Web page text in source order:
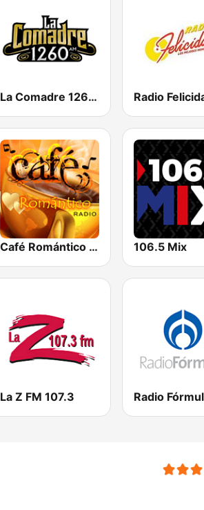
La Comadre 1260 AM
Café Romántico Radio 106.5 Mix
La Z FM 107.3